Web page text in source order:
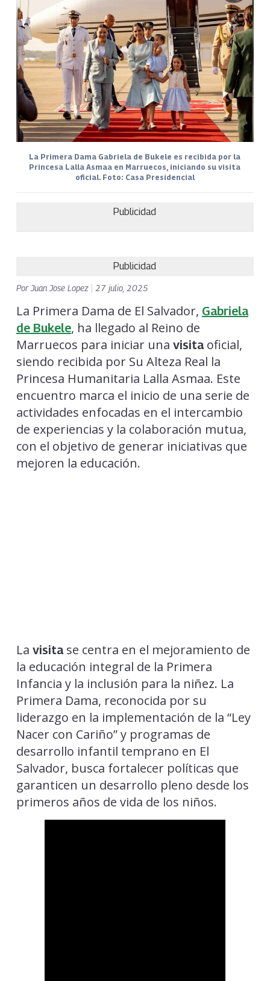
La Primera Dama Gabriela de Bukele es recibida por la
Princesa Lalla Asmaa en Marruecos, iniciando su visita
oficial. Foto: Casa Presidencial
Publicidad
Publicidad
Por Juan Jose Lopez 27 julio, 2025
La Primera Dama de El Salvador, Gabriela
de Bukele, ha llegado al Reino de
Marruecos para iniciar una visitaoficial,
siendo recibida por Su Alteza Real la
Princesa Humanitaria Lalla Asmaa. Este
encuentro marca el inicio de una serie de
actividades enfocadas en el intercambio
de experiencias y la colaboración mutua,
con el objetivo de generar iniciativas que
mejoren la educación.
La visitase centra en el mejoramiento de
la educación integral de la Primera
Infancia y la inclusión para la niñez. La
Primera Dama, reconocida por su
liderazgo en la implementación de la “Ley
Nacer con Cariño” y programas de
desarrollo infantil temprano en El
Salvador, busca fortalecer políticas que
garanticen un desarrollo pleno desde los
primeros años de vida de los niños.